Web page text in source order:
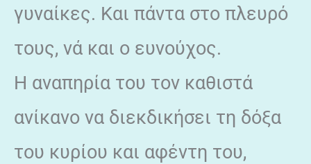
γυναίκες. Και πάντα στο πλευρό
τους, νά και ο ευνούχος.
Η αναπηρία του τον καθιστά
ανίκανο να διεκδικήσει τη δόξα
του κυρίου και αφέντη του,